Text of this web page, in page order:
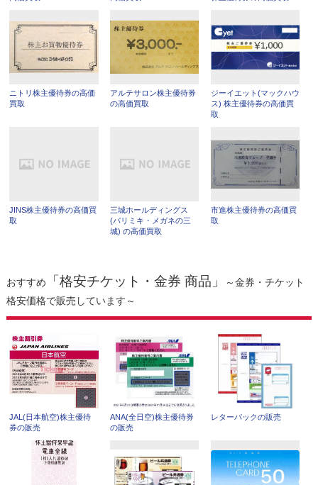
ニトリ株主優待券の高価
買取
アルテサロン株主優待券
の高価買取
ジーイエット(マックハウ
ス) 株主優待券の高価買
取
JINS株主優待券の高価買
取
三城ホールディングス
(パリミキ・メガネの三
城) の高価買取
市進株主優待券の高価買
取
おすすめ 「格安チケット・金券 商品」
～金券・チケット
格安価格で販売しています～
JAL(日本航空)株主優待
券の販売
ANA(全日空)株主優待券
の販売
レターパックの販売